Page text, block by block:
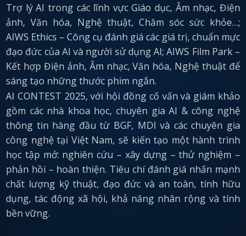
Trợ lý AI trong các lĩnh vực Giáo dục, Âm nhạc, Điện
ảnh, Văn hóa, Nghệ thuật, Chăm sóc sức khỏe…;
AIWS Ethics – Công cụ đánh giá các giá trị, chuẩn mực
đạo đức của AI và người sử dụng AI; AIWS Film Park –
Kết hợp Điện ảnh, Âm nhạc, Văn hóa, Nghệ thuật để
sáng tạo những thước phim ngắn.
AI CONTEST 2025, với hội đồng cố vấn và giám khảo
gồm các nhà khoa học, chuyên gia AI & công nghệ
thông tin hàng đầu từ BGF, MDI và các chuyên gia
công nghệ tại Việt Nam, sẽ kiến tạo một hành trình
học tập mở: nghiên cứu – xây dựng – thử nghiệm –
phản hồi – hoàn thiện. Tiêu chí đánh giá nhấn mạnh
chất lượng kỹ thuật, đạo đức và an toàn, tính hữu
dụng, tác động xã hội, khả năng nhân rộng và tính
bền vững.